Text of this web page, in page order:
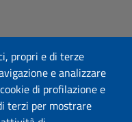
propri e di terze
e analizzare
di profilazione e
terzi per mostrare